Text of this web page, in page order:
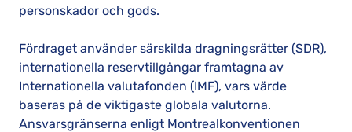
personskador och gods.
Fördraget använder särskilda dragningsrätter (SDR),
internationella reservtillgångar framtagna av
Internationella valutafonden (IMF), vars värde
baseras på de viktigaste globala valutorna.
Ansvarsgränserna enligt Montrealkonventionen